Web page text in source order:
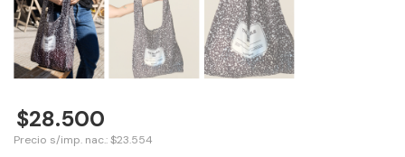
$28.500
Precio s/imp. nac.: $23.554